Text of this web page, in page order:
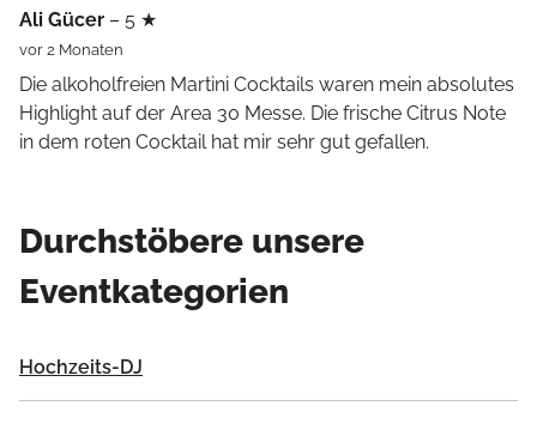
Ali Gücer – 5 ★
vor 2 Monaten
Die alkoholfreien Martini Cocktails waren mein absolutes
Highlight auf der Area 30 Messe. Die frische Citrus Note
in dem roten Cocktail hat mir sehr gut gefallen.
Durchstöbere unsere
Eventkategorien
Hochzeits-DJ